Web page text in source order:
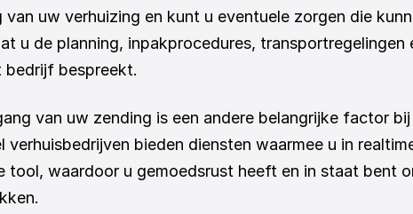
uw verhuizing en kunt u eventuele zorgen die
u de planning, inpakprocedures, transportregelingen
bedrijf bespreekt.
van uw zending is een andere belangrijke factor
verhuisbedrijven bieden diensten waarmee u in
tool, waardoor u gemoedsrust heeft en in staat bent